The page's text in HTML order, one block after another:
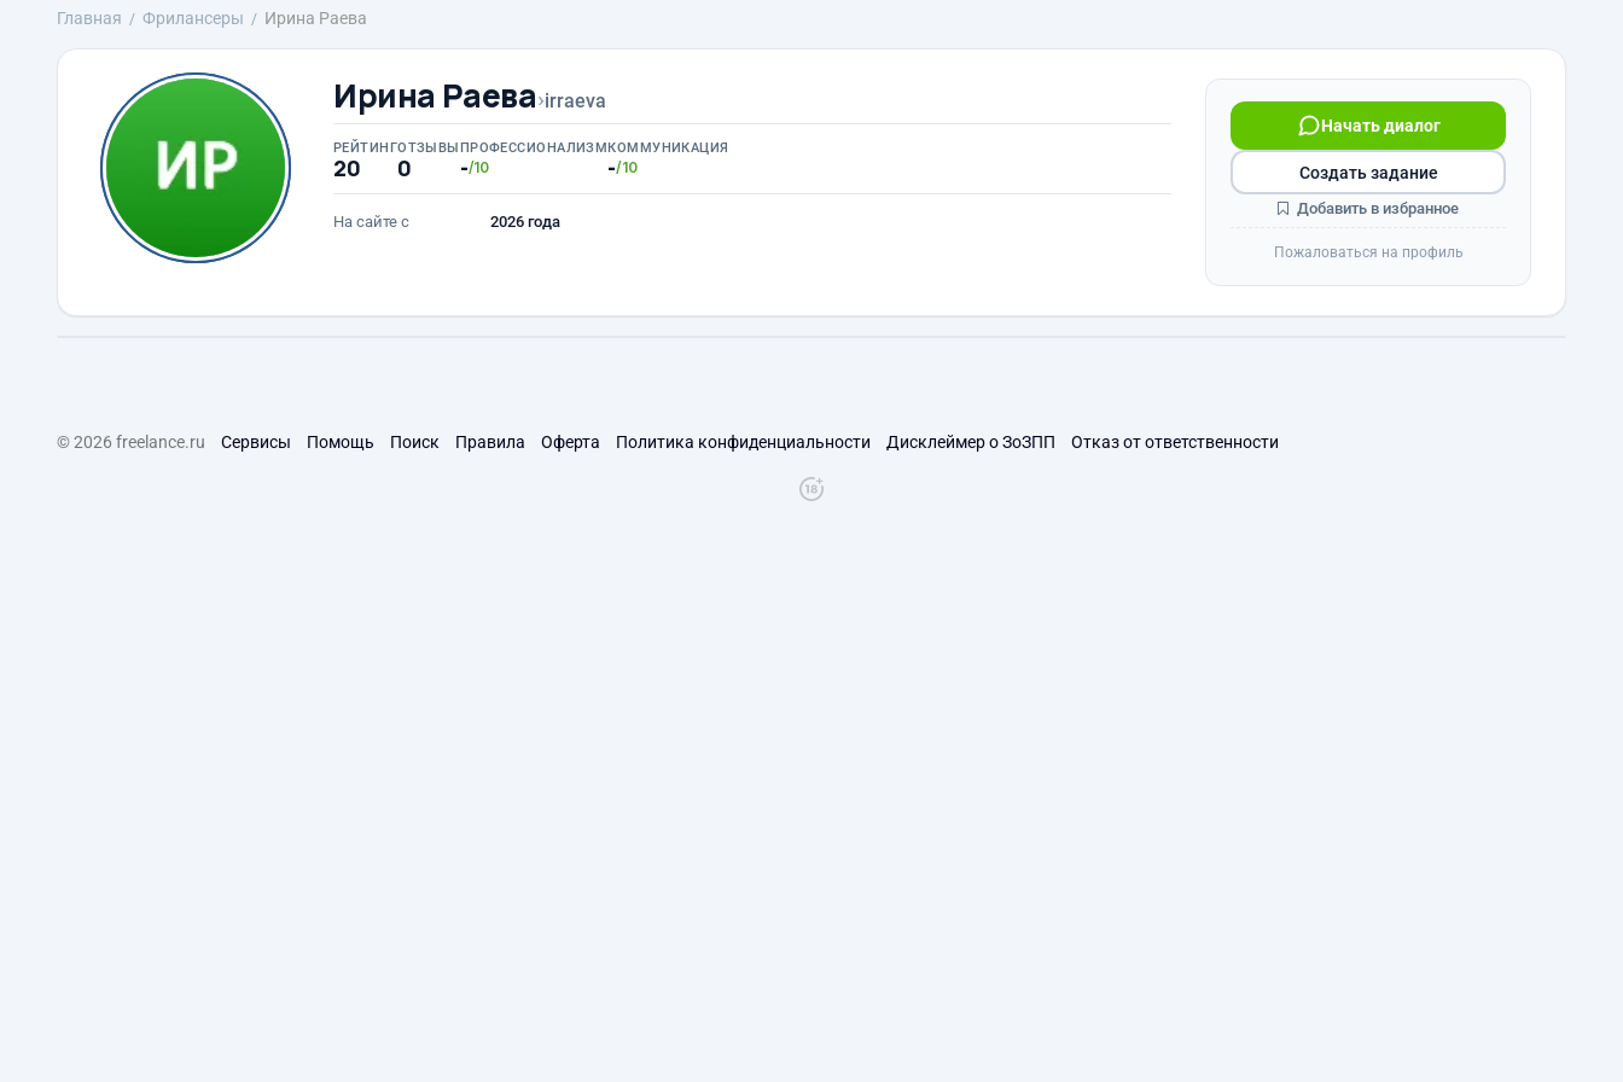
Главная Фрилансеры Ирина Раева
Ирина Раева›irraeva
РЕЙТИНГ
20
ОТЗЫВЫ
0
ПРОФЕССИОНАЛИЗМ
-/10
КОММУНИКАЦИЯ
-/10
На сайте с 2026 года
Начать диалог
Создать задание
Добавить в избранное
Пожаловаться на профиль
© 2026 freelance.ru Сервисы Помощь Поиск Правила Оферта Политика конфиденциальности Дисклеймер о ЗоЗПП Отказ от ответственности